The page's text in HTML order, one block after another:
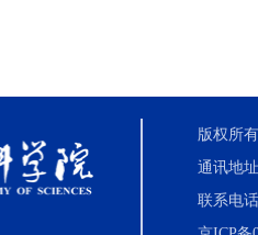
版权所
通讯地
联系电